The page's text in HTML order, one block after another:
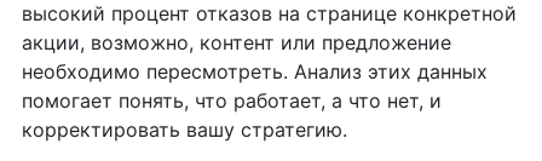
высокий процент отказов на странице конкретной
акции, возможно, контент или предложение
необходимо пересмотреть. Анализ этих данных
помогает понять, что работает, а что нет, и
корректировать вашу стратегию.